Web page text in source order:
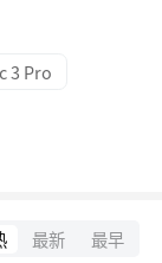
3 Pro
最新 最早